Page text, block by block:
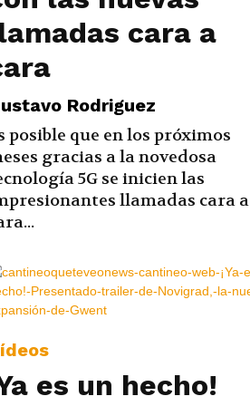
cara a
Rodriguez
posible que en los próximos
gracias a la novedosa
5G se inicien las
llamadas cara a
es un hecho!